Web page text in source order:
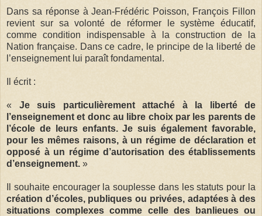
Dans sa réponse à Jean-Frédéric Poisson, François Fillon
revient sur sa volonté de réformer le système éducatif,
comme condition indispensable à la construction de la
Nation française. Dans ce cadre, le principe de la liberté de
l’enseignement lui paraît fondamental.
Il écrit :
« Je suis particulièrement attaché à la liberté de
l’enseignement et donc au libre choix par les parents de
l’école de leurs enfants. Je suis également favorable,
pour les mêmes raisons, à un régime de déclaration et
opposé à un régime d’autorisation des établissements
d’enseignement. »
Il souhaite encourager la souplesse dans les statuts pour la
création d’écoles, publiques ou privées, adaptées à des
situations complexes comme celle des banlieues ou